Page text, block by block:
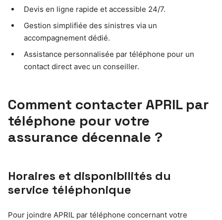
Devis en ligne rapide et accessible 24/7.
Gestion simplifiée des sinistres via un
accompagnement dédié.
Assistance personnalisée par téléphone pour un
contact direct avec un conseiller.
Comment contacter APRIL par
téléphone pour votre
assurance décennale ?
Horaires et disponibilités du
service téléphonique
Pour joindre APRIL par téléphone concernant votre